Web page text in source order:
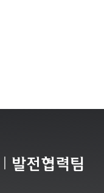
발전협력팀